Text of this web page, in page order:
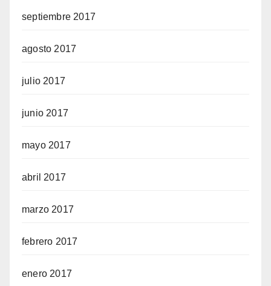
septiembre 2017
agosto 2017
julio 2017
junio 2017
mayo 2017
abril 2017
marzo 2017
febrero 2017
enero 2017